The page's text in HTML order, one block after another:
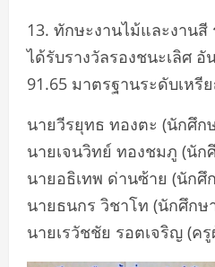
13. ทักษะงานไม้และงาน
ได้รับรางวัลรองชนะเลิศ
91.65 มาตรฐานระดับเหรี
นายวีรยุทธ ทองตะ (นักศึก
นายเจนวิทย์ ทองชมภู (นัก
นายอธิเทพ ด่านซ้าย (นักศึ
นายธนกร วิชาโท (นักศึกษ
นายเรวัชชัย รอตเจริญ (ค